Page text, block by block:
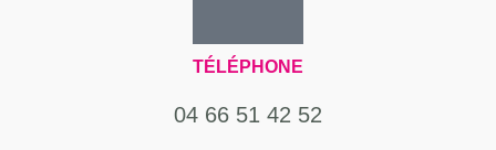
TÉLÉPHONE
04 66 51 42 52